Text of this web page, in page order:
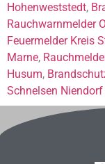
Hohenweststedt,
Rauchwarnmelder
Feuermelder Kreis
Marne,
Husum,
Schnelsen Niendorf